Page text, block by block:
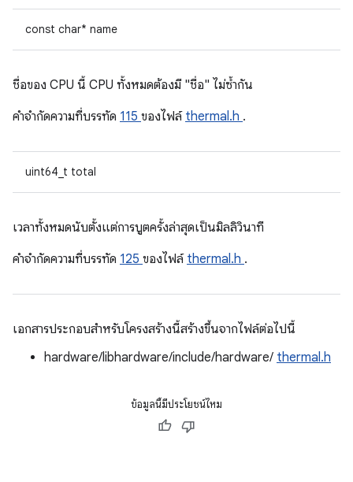
const char* name
ชื่อของ CPU นี้ CPU ทั้งหมดต้องมี "ชื่อ" ไม่ซ้ำกัน
คําจํากัดความที่บรรทัด 115 ของไฟล์ thermal.h .
uint64_t total
เวลาทั้งหมดนับตั้งแต่การบูตครั้งล่าสุดเป็นมิลลิวินาที
คําจํากัดความที่บรรทัด 125 ของไฟล์ thermal.h .
เอกสารประกอบสำหรับโครงสร้างนี้สร้างขึ้นจากไฟล์ต่อไปนี้
hardware/libhardware/include/hardware/ thermal.h
ข้อมูลนี้มีประโยชน์ไหม